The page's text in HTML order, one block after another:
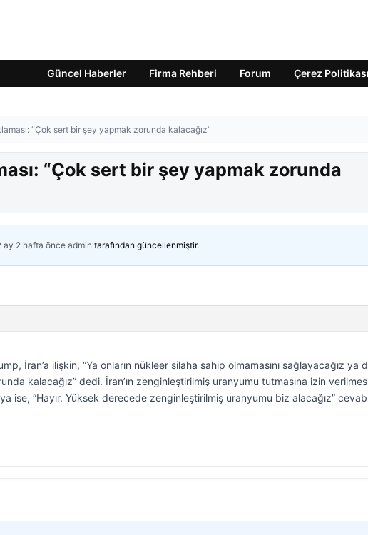
Güncel Haberler Firma Rehberi Forum Çerez Politikası
“Çok sert bir şey yapmak zorunda kalacağız”
“Çok sert bir şey yapmak zorunda
ay 2 hafta önce admin tarafından güncellenmiştir.
İran’a ilişkin, “Ya onların nükleer silaha sahip olmamasını sağlayacağız ya
kalacağız” dedi. İran’ın zenginleştirilmiş uranyumu tutmasına izin
ise, “Hayır. Yüksek derecede zenginleştirilmiş uranyumu biz alacağız”